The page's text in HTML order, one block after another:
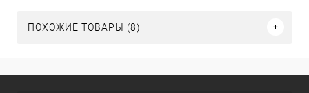
ПОХОЖИЕ ТОВАРЫ (8)